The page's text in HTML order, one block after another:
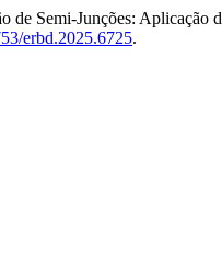
de Semi-Junções: Aplicação
erbd.2025.6725.